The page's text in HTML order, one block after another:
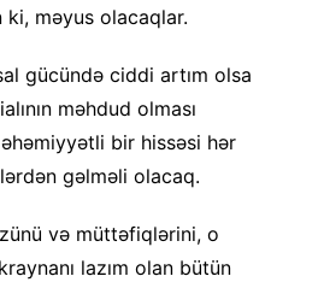
məyus olacaqlar.
gücündə ciddi artım olsa
məhdud olması
bir hissəsi hər
gəlməli olacaq.
və müttəfiqlərini, o
lazım olan bütün